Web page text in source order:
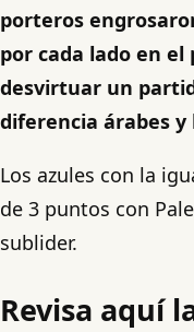
porteros
por cada lado en
desvirtuar un
diferencia árabes y
Los azules con la
de 3 puntos con
sublider.
Revisa aquí